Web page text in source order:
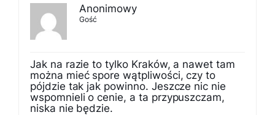
Anonimowy
Gość
Jak na razie to tylko Kraków, a nawet tam
można mieć spore wątpliwości, czy to
pójdzie tak jak powinno. Jeszcze nic nie
wspomnieli o cenie, a ta przypuszczam,
niska nie będzie.